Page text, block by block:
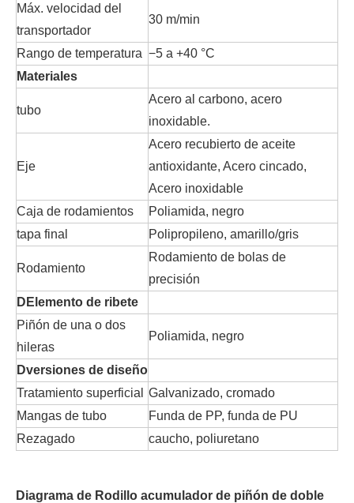
Máx. velocidad del
transportador
30 m/min
Rango de temperatura −5 a +40 °C
Materiales
tubo
Acero al carbono, acero
inoxidable.
Eje
Acero recubierto de aceite
antioxidante, Acero cincado,
Acero inoxidable
Caja de rodamientos
Poliamida, negro
tapa final
Polipropileno, amarillo/gris
Rodamiento
Rodamiento de bolas de
precisión
D Elemento de ribete
Piñón de una o dos
hileras
Poliamida, negro
Dversiones de diseño
Tratamiento superficial
Galvanizado, cromado
Mangas de tubo
Funda de PP, funda de PU
Rezagado
caucho, poliuretano
Diagrama de Rodillo acumulador de piñón de doble